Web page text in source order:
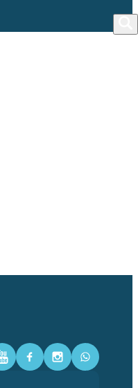
YoutubeFacebookInstagramWhatsApp